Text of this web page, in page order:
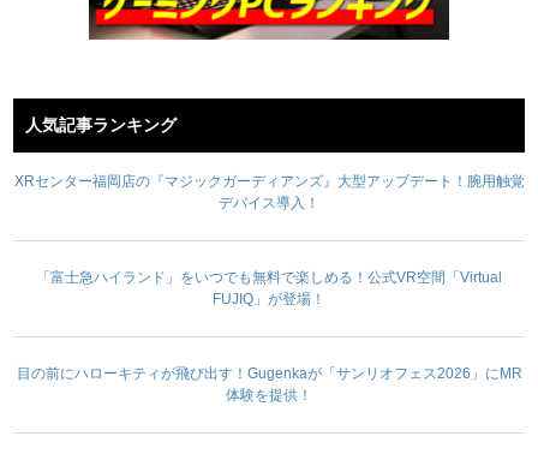
人気記事ランキング
XRセンター福岡店の『マジックガーディアンズ』大型アップデート！腕用触覚
デバイス導入！
「富士急ハイランド」をいつでも無料で楽しめる！公式VR空間「Virtual
FUJIQ」が登場！
目の前にハローキティが飛び出す！Gugenkaが「サンリオフェス2026」にMR
体験を提供！